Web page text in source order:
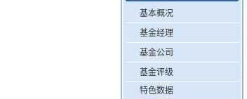
基本概况
基金经理
基金公司
基金评级
特色数据